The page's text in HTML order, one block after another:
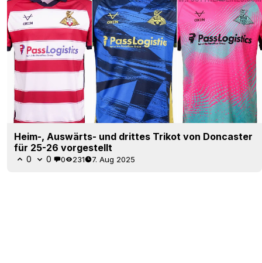
Heim-, Auswärts- und drittes Trikot von Doncaster
für 25-26 vorgestellt
0 0 0 231 7. Aug 2025